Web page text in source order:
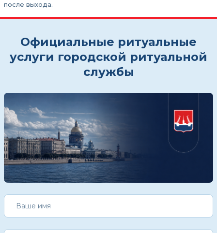
после выхода.
Официальные ритуальные
услуги городской ритуальной
службы